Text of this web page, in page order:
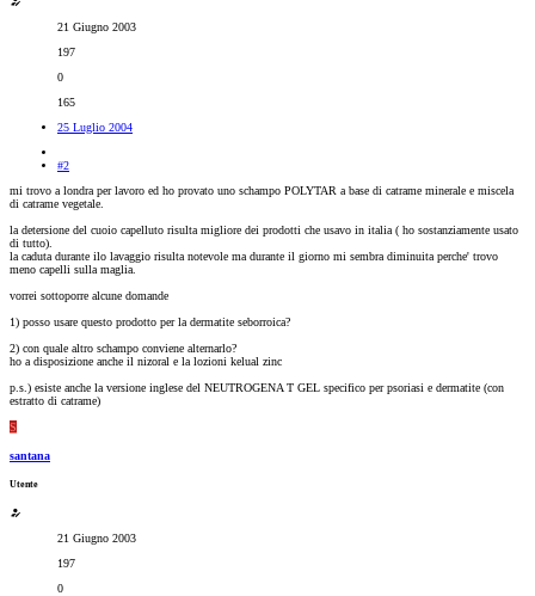
21 Giugno 2003
197
0
165
25 Luglio 2004
#2
mi trovo a londra per lavoro ed ho provato uno schampo POLYTAR a base di catrame minerale e miscela
di catrame vegetale.
la detersione del cuoio capelluto risulta migliore dei prodotti che usavo in italia ( ho sostanziamente usato
di tutto).
la caduta durante ilo lavaggio risulta notevole ma durante il giorno mi sembra diminuita perche' trovo
meno capelli sulla maglia.
vorrei sottoporre alcune domande
1) posso usare questo prodotto per la dermatite seborroica?
2) con quale altro schampo conviene alternarlo?
ho a disposizione anche il nizoral e la lozioni kelual zinc
p.s.) esiste anche la versione inglese del NEUTROGENA T GEL specifico per psoriasi e dermatite (con
estratto di catrame)
S
santana
Utente
21 Giugno 2003
197
0